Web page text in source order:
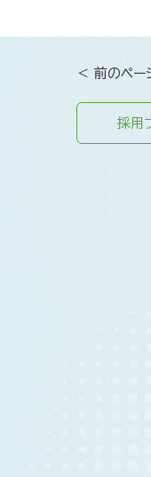
＜ 前のペー
採用